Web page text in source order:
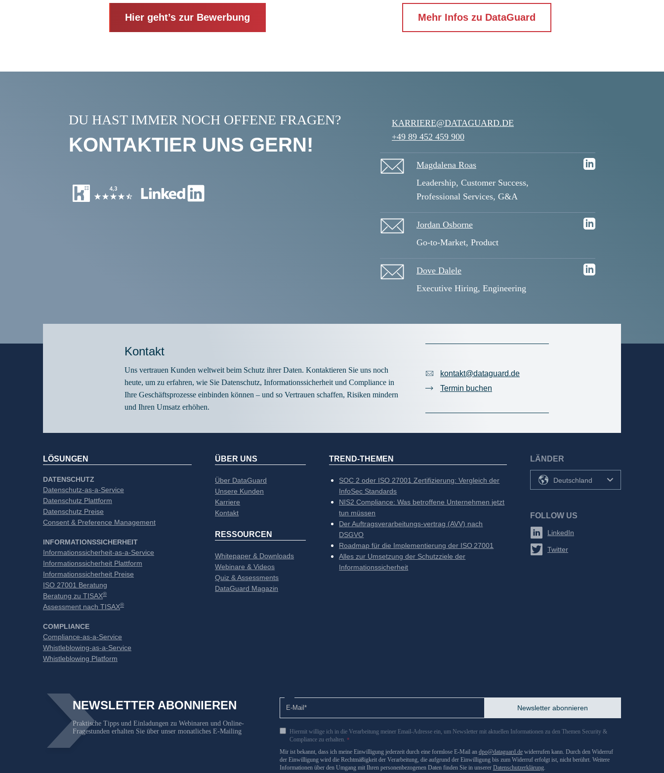
Hier geht’s zur Bewerbung Mehr Infos zu DataGuard
DU HAST IMMER NOCH OFFENE FRAGEN?
KONTAKTIER UNS GERN!
KARRIERE@DATAGUARD.DE
+49 89 452 459 900
Magdalena Roas
Leadership, Customer Success,
Professional Services, G&A
Jordan Osborne
Go-to-Market, Product
Dove Dalele
Executive Hiring, Engineering
Kontakt
Uns vertrauen Kunden weltweit beim Schutz ihrer Daten. Kontaktieren Sie uns noch
heute, um zu erfahren, wie Sie Datenschutz, Informationssicherheit und Compliance in
Ihre Geschäftsprozesse einbinden können – und so Vertrauen schaffen, Risiken mindern
und Ihren Umsatz erhöhen.
kontakt@dataguard.de
Termin buchen
LÖSUNGEN
DATENSCHUTZ
Datenschutz-as-a-Service
Datenschutz Plattform
Datenschutz Preise
Consent & Preference Management
INFORMATIONSSICHERHEIT
Informationssicherheit-as-a-Service
Informationssicherheit Plattform
Informationssicherheit Preise
ISO 27001 Beratung
Beratung zu TISAX®
Assessment nach TISAX®
COMPLIANCE
Compliance-as-a-Service
Whistleblowing-as-a-Service
Whistleblowing Platform
ÜBER UNS
Über DataGuard
Unsere Kunden
Karriere
Kontakt
RESSOURCEN
Whitepaper & Downloads
Webinare & Videos
Quiz & Assessments
DataGuard Magazin
TREND-THEMEN
SOC 2 oder ISO 27001 Zertifizierung: Vergleich der
InfoSec Standards
NIS2 Compliance: Was betroffene Unternehmen jetzt
tun müssen
Der Auftragsverarbeitungs-vertrag (AVV) nach
DSGVO
Roadmap für die Implementierung der ISO 27001
Alles zur Umsetzung der Schutzziele der
Informationssicherheit
LÄNDER
Deutschland
FOLLOW US
LinkedIn
Twitter
NEWSLETTER ABONNIEREN
Praktische Tipps und Einladungen zu Webinaren und Online-
Fragestunden erhalten Sie über unser monatliches E-Mailing
Hiermit willige ich in die Verarbeitung meiner Email-Adresse ein, um Newsletter mit aktuellen Informationen zu den Themen Security &
Compliance zu erhalten. *
Mir ist bekannt, dass ich meine Einwilligung jederzeit durch eine formlose E-Mail an dpo@dataguard.dewiderrufen kann. Durch den Widerruf
der Einwilligung wird die Rechtmäßigkeit der Verarbeitung, die aufgrund der Einwilligung bis zum Widerruf erfolgt ist, nicht berührt. Weitere
Informationen über den Umgang mit Ihren personenbezogenen Daten finden Sie in unserer Datenschutzerklärung.